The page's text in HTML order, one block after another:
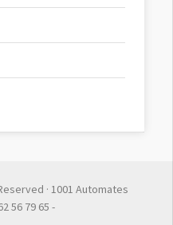
· 1001 Automates
56 79 65 -